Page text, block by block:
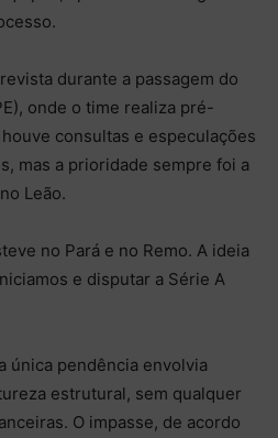
durante a passagem do
onde o time realiza pré-
consultas e especulações
mas a prioridade sempre foi a
Leão.
no Pará e no Remo. A ideia
e disputar a Série A
única pendência envolvia
estrutural, sem qualquer
O impasse, de acordo